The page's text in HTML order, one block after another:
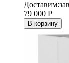
Доставим:
79 000 Р
В корзину